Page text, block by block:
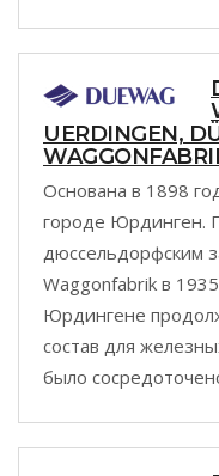
UERDINGEN,
Основана в 1898
городе Юрдинген.
дюссельдорфским
Waggonfabrik в
Юрдингене
состав для
было